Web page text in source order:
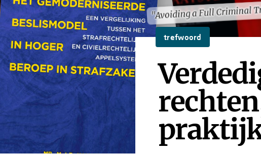
"Avoiding a Full Criminal
"Avoiding a Full Criminal
trefwoord